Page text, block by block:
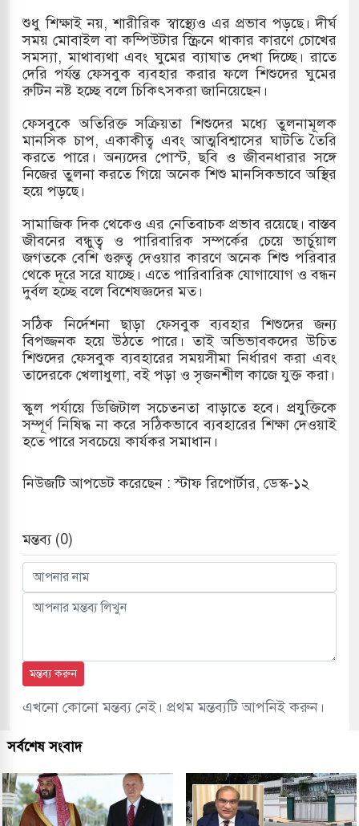
বিভিন্ন খাতে সৌদির বিনিয়োগের আহবান প্রধানমন্ত্রীর
হামলায় ছাত্রদল ও ছাত্রলীগের আচরণ ইসরায়েলের
পথে ইসরায়েলীরা,হাতছাড়ার ঝুঁকিতে জরুরি
পাহাড়ি ঢলে ফুঁসে উঠেছে তিস্তা
মুক্তির দাবিতে পাকিস্তানজুড়ে পিটিআইয়ের আজ
কোরিয়ার ক্ষেপণাস্ত্র ইউনিট মোতায়েন করা হয়েছে:
শুধু শিক্ষাই নয়, শারীরিক স্বাস্থ্যেও এর প্রভাব পড়ছে। দীর্ঘ
সময় মোবাইল বা কম্পিউটার স্ক্রিনে থাকার কারণে চোখের
সমস্যা, মাথাব্যথা এবং ঘুমের ব্যাঘাত দেখা দিচ্ছে। রাতে
দেরি পর্যন্ত ফেসবুক ব্যবহার করার ফলে শিশুদের ঘুমের
রুটিন নষ্ট হচ্ছে বলে চিকিৎসকরা জানিয়েছেন।
ফেসবুকে অতিরিক্ত সক্রিয়তা শিশুদের মধ্যে তুলনামূলক
মানসিক চাপ, একাকীত্ব এবং আত্মবিশ্বাসের ঘাটতি তৈরি
করতে পারে। অন্যদের পোস্ট, ছবি ও জীবনধারার সঙ্গে
নিজের তুলনা করতে গিয়ে অনেক শিশু মানসিকভাবে অস্থির
হয়ে পড়ছে।
সামাজিক দিক থেকেও এর নেতিবাচক প্রভাব রয়েছে। বাস্তব
জীবনের বন্ধুত্ব ও পারিবারিক সম্পর্কের চেয়ে ভার্চুয়াল
জগতকে বেশি গুরুত্ব দেওয়ার কারণে অনেক শিশু পরিবার
থেকে দূরে সরে যাচ্ছে। এতে পারিবারিক যোগাযোগ ও বন্ধন
দুর্বল হচ্ছে বলে বিশেষজ্ঞদের মত।
সঠিক নির্দেশনা ছাড়া ফেসবুক ব্যবহার শিশুদের জন্য
বিপজ্জনক হয়ে উঠতে পারে। তাই অভিভাবকদের উচিত
শিশুদের ফেসবুক ব্যবহারের সময়সীমা নির্ধারণ করা এবং
তাদেরকে খেলাধুলা, বই পড়া ও সৃজনশীল কাজে যুক্ত করা।
স্কুল পর্যায়ে ডিজিটাল সচেতনতা বাড়াতে হবে। প্রযুক্তিকে
সম্পূর্ণ নিষিদ্ধ না করে সঠিকভাবে ব্যবহারের শিক্ষা দেওয়াই
হতে পারে সবচেয়ে কার্যকর সমাধান।
নিউজটি আপডেট করেছেন : স্টাফ রিপোর্টার, ডেস্ক-১২
মন্তব্য (0)
মন্তব্য করুন
এখনো কোনো মন্তব্য নেই। প্রথম মন্তব্যটি আপনিই করুন।
সর্বশেষ সংবাদ